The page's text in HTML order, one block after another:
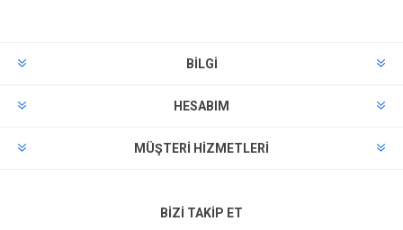
BILGI
HESABIM
MÜŞTERI HIZMETLERI
BIZI TAKIP ET